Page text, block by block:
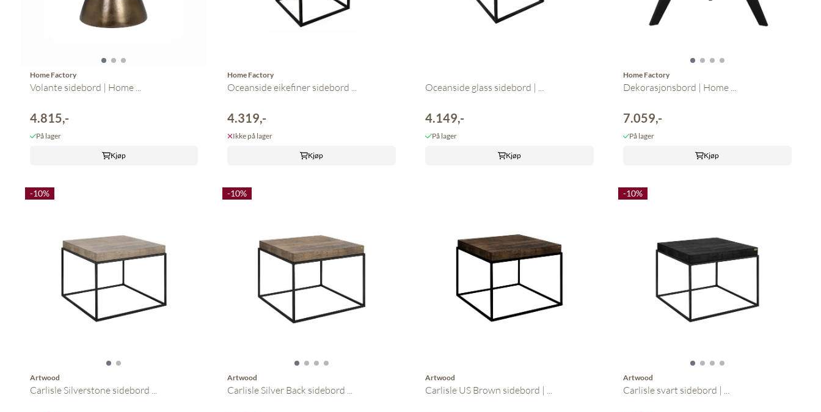
Home Factory
Volante sidebord | Home ...
4.815,-
På lager
Kjøp
Home Factory
Oceanside eikefiner sidebord ...
4.319,-
Ikke på lager
Kjøp
Oceanside glass sidebord | ...
4.149,-
På lager
Kjøp
Home Factory
Dekorasjonsbord | Home ...
7.059,-
På lager
Kjøp
-10%
Artwood
Carlisle Silverstone sidebord ...
-10%
Artwood
Carlisle Silver Back sidebord ...
Artwood
Carlisle US Brown sidebord | ...
-10%
Artwood
Carlisle svart sidebord | ...